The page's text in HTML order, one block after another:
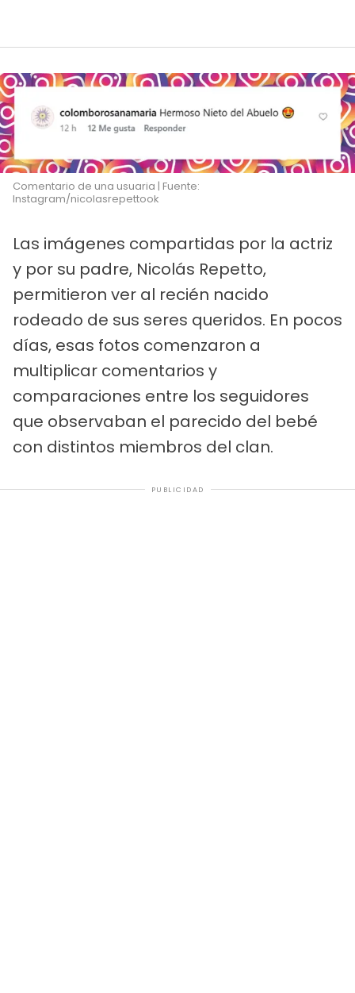
Comentario de una usuaria | Fuente:
Instagram/nicolasrepettook
Las imágenes compartidas por la actriz
y por su padre, Nicolás Repetto,
permitieron ver al recién nacido
rodeado de sus seres queridos. En pocos
días, esas fotos comenzaron a
multiplicar comentarios y
comparaciones entre los seguidores
que observaban el parecido del bebé
con distintos miembros del clan.
PUBLICIDAD